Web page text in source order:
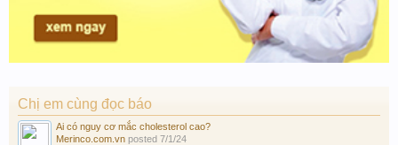
Chị em cùng đọc báo
Ai có nguy cơ mắc cholesterol cao?
Merinco.com.vn posted 7/1/24